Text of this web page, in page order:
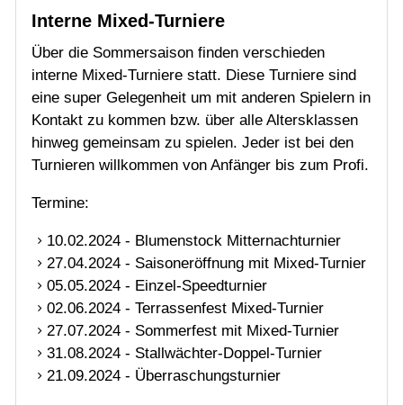
Kontakt zu kommen bzw. über alle Altersklassen
hinweg gemeinsam zu spielen. Jeder ist bei den
Turnieren willkommen von Anfänger bis zum Profi.
Termine:
10.02.2024 - Blumenstock Mitternachturnier
27.04.2024 - Saisoneröffnung mit Mixed-Turnier
05.05.2024 - Einzel-Speedturnier
02.06.2024 - Terrassenfest Mixed-Turnier
31.08.2024 - Stallwächter-Doppel-Turnier
21.09.2024 - Überraschungsturnier
Die Turniere werden per Rundmail bzw. auf der
Startseite angekündigt bzw. sollten
Terminverschiebungen notwendig sein.